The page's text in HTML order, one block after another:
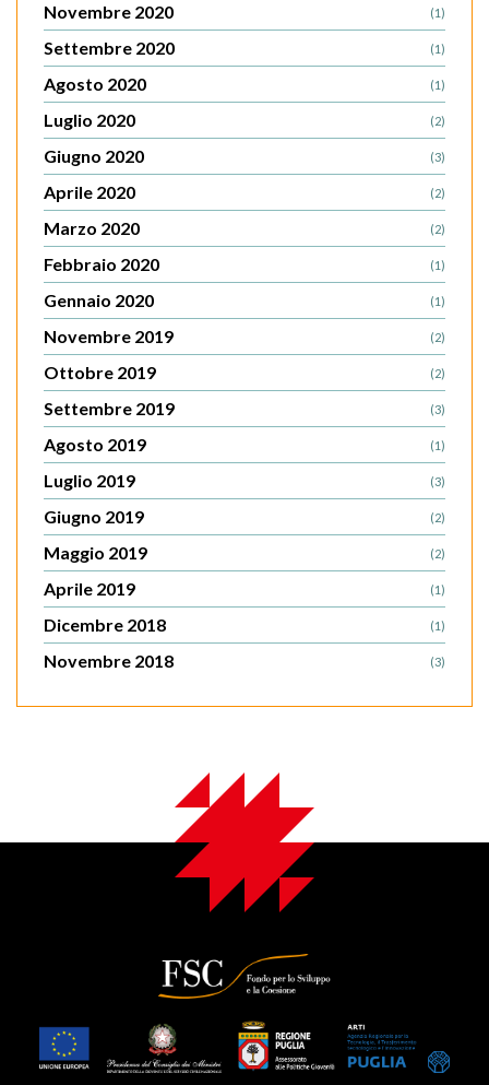
Novembre 2020 (1)
Settembre 2020 (1)
Agosto 2020 (1)
Luglio 2020 (2)
Giugno 2020 (3)
Aprile 2020 (2)
Marzo 2020 (2)
Febbraio 2020 (1)
Gennaio 2020 (1)
Novembre 2019 (2)
Ottobre 2019 (2)
Settembre 2019 (3)
Agosto 2019 (1)
Luglio 2019 (3)
Giugno 2019 (2)
Maggio 2019 (2)
Aprile 2019 (1)
Dicembre 2018 (1)
Novembre 2018 (3)